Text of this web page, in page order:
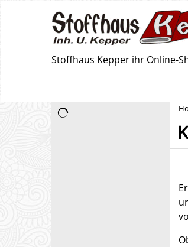
Stoffhaus Kepper ihr Online-